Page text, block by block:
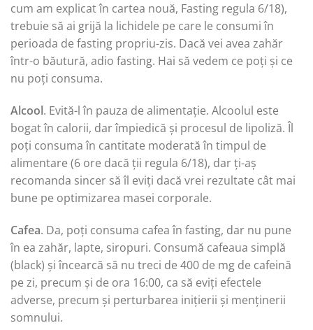
cum am explicat în cartea nouă, Fasting regula 6/18),
trebuie să ai grijă la lichidele pe care le consumi în
perioada de fasting propriu-zis. Dacă vei avea zahăr
într-o băutură, adio fasting. Hai să vedem ce poți și ce
nu poți consuma.
Alcool. Evită-l în pauza de alimentație. Alcoolul este
bogat în calorii, dar împiedică și procesul de lipoliză. Îl
poți consuma în cantitate moderată în timpul de
alimentare (6 ore dacă ții regula 6/18), dar ți-aș
recomanda sincer să îl eviți dacă vrei rezultate cât mai
bune pe optimizarea masei corporale.
Cafea. Da, poți consuma cafea în fasting, dar nu pune
în ea zahăr, lapte, siropuri. Consumă cafeaua simplă
(black) și încearcă să nu treci de 400 de mg de cafeină
pe zi, precum și de ora 16:00, ca să eviți efectele
adverse, precum și perturbarea inițierii și menținerii
somnului.